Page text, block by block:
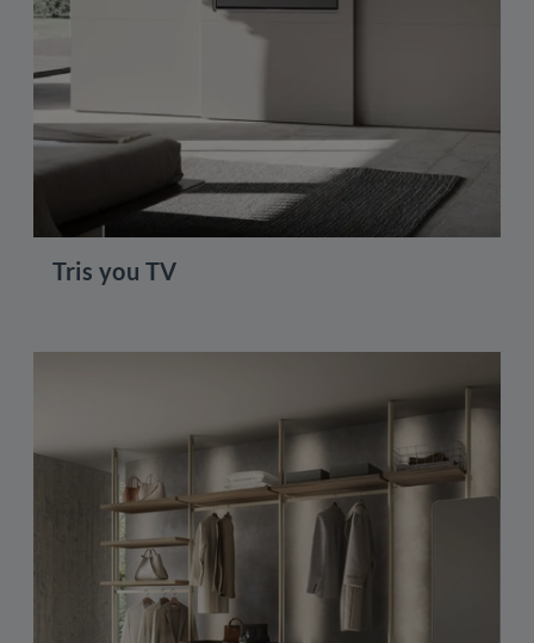
Tris you TV